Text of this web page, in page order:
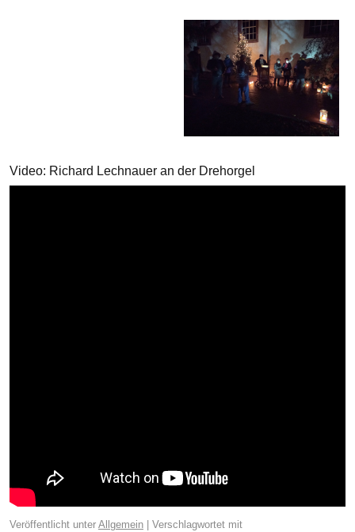
Video: Richard Lechnauer an der Drehorgel
Veröffentlicht unter Allgemein
Verschlagwortet mit